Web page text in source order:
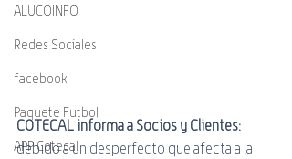
ALUCOINFO
Redes Sociales
facebook
Paquete Futbol
APP Cotecal
COTECAL informa a Socios y Clientes:
debido a un desperfecto que afecta a la